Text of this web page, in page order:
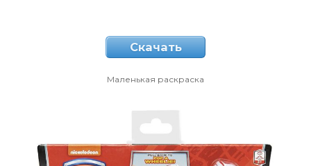
Скачать
Маленькая раскраска